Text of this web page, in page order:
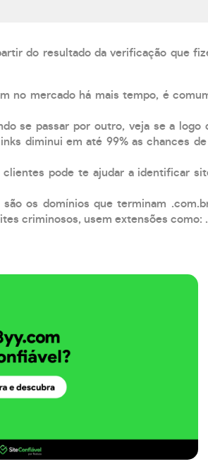
do resultado da verificação que
no mercado há mais tempo, é
se passar por outro, veja se a logo
diminui em até 99% as chances
pode te ajudar a identificar
os domínios que terminam
criminosos, usem extensões como: